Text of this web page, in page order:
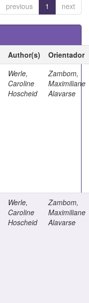
previous 1 next
Author(s)
Orientador
Werle,
Caroline
Hoscheid
Zambom,
Maximiliane
Alavarse
Werle,
Caroline
Hoscheid
Zambom,
Maximiliane
Alavarse